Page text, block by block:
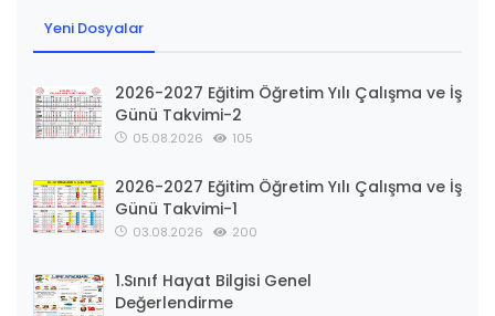
Yeni Dosyalar
2026-2027 Eğitim Öğretim Yılı Çalışma ve İş
Günü Takvimi-2
05.08.2026 105
2026-2027 Eğitim Öğretim Yılı Çalışma ve İş
Günü Takvimi-1
03.08.2026 200
1.Sınıf Hayat Bilgisi Genel
Değerlendirme